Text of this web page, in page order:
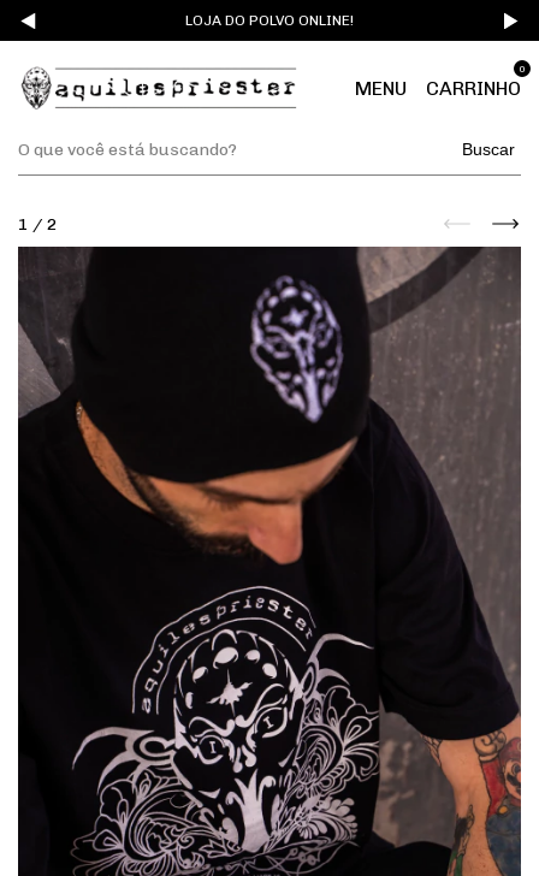
LOJA DO POLVO ONLINE!
MENU CARRINHO
0
Buscar
1 / 2